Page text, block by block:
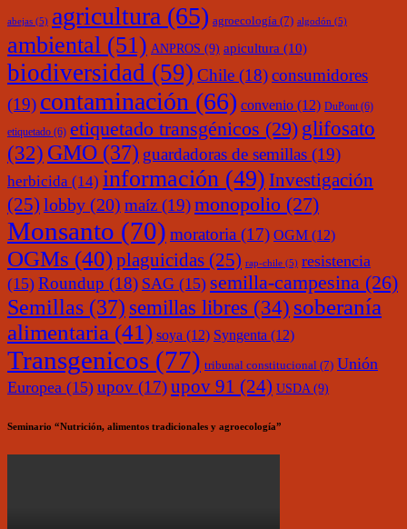
abejas (5) agricultura (65) agroecología (7) algodón (5)
ambiental (51) ANPROS (9) apicultura (10)
biodiversidad (59) Chile (18)consumidores
(19) contaminación (66) convenio (12) DuPont (6)
etiquetado (6) etiquetado transgénicos (29) glifosato
(32) GMO (37) guardadoras de semillas (19)
herbicida (14) información (49) Investigación
(25) lobby (20) maíz (19)monopolio (27)
Monsanto (70) moratoria (17) OGM (12)
OGMs (40)plaguicidas (25) rap-chile (5) resistencia
(15) Roundup (18) SAG (15) semilla-campesina (26)
Semillas (37) semillas libres (34) soberanía
alimentaria (41) soya (12) Syngenta (12)
Transgenicos (77) tribunal constitucional (7) Unión
Europea (15) upov (17)upov 91 (24) USDA (9)
Seminario “Nutrición, alimentos tradicionales y agroecología”